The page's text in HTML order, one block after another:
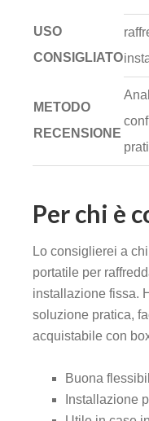
USO
CONSIGLIATO
METODO
RECENSIONE
Per chi è
Lo consiglierei a
portatile per
installazione fissa.
soluzione pratica,
acquistabile con
Buona
Installazione